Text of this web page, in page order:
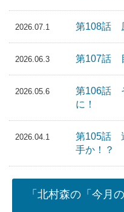
2026.07.1 第108話
2026.06.3 第107話
2026.05.6
第106話
に！
2026.04.1
第105話
手か！？
「北村森の「今月